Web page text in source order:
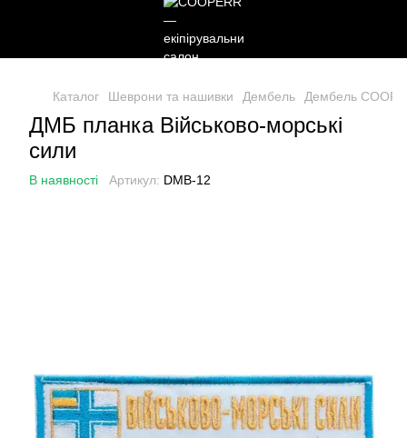
Каталог Шеврони та нашивки Дембель Дембель
ДМБ планка Військово-морські
сили
В наявності Артикул: DMB-12